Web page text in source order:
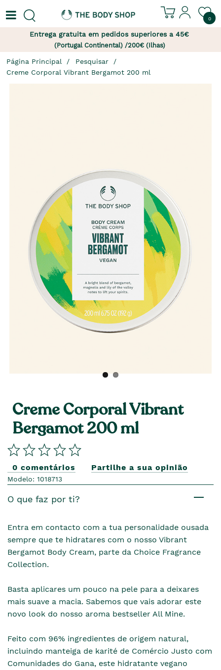
0
Entrega gratuita em pedidos superiores a 45€
(Portugal Continental) /200€ (Ilhas)
Página Principal
Pesquisar
Creme Corporal Vibrant Bergamot 200 ml
Creme Corporal Vibrant
Bergamot 200 ml
0 comentários Partilhe a sua opinião
Modelo: 1018713
O que faz por ti?
Entra em contacto com a tua personalidade ousada
sempre que te hidratares com o nosso Vibrant
Bergamot Body Cream, parte da Choice Fragrance
Collection.
Basta aplicares um pouco na pele para a deixares
mais suave a macia. Sabemos que vais adorar este
novo look do nosso aroma bestseller All Mine.
Feito com 96% ingredientes de origem natural,
incluindo manteiga de karité de Comércio Justo com
Comunidades do Gana, este hidratante vegano